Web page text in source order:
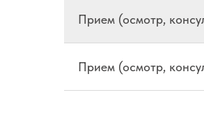
Прием (осмотр,
Прием (осмотр,